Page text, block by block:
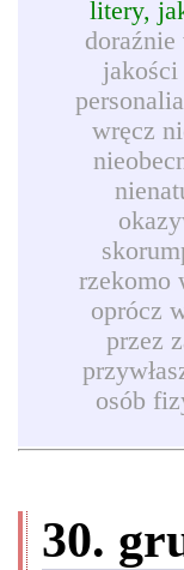
litery,
jakości
wręcz
rzekomo
oprócz
przez
osób
30.